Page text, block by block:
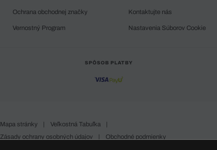
Ochrana obchodnej značky
Vernostný Program
Kontaktujte nás
Nastavenia Súborov Cookie
SPÔSOB PLATBY
Mapa stránky | Veľkostná Tabuľka
|
Zásady ochrany osobných údajov
| Obchodné podmienky